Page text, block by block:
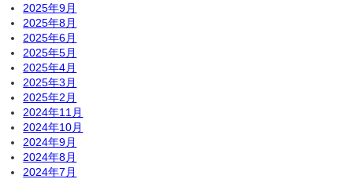
2025年9月
2025年8月
2025年6月
2025年5月
2025年4月
2025年3月
2025年2月
2024年11月
2024年10月
2024年9月
2024年8月
2024年7月